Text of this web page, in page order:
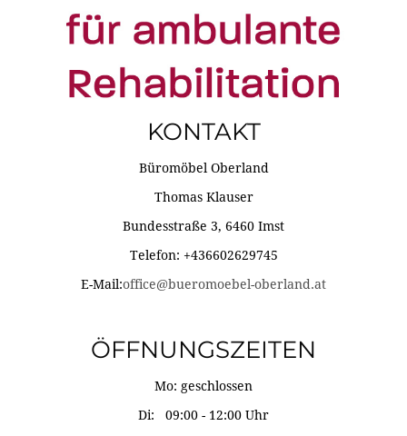
KONTAKT
Büromöbel Oberland
Thomas Klauser
Bundesstraße 3, 6460 Imst
Telefon: +436602629745
E-Mail:office@bueromoebel-oberland.at
ÖFFNUNGSZEITEN
Mo: geschlossen
Di: 09:00 - 12:00 Uhr